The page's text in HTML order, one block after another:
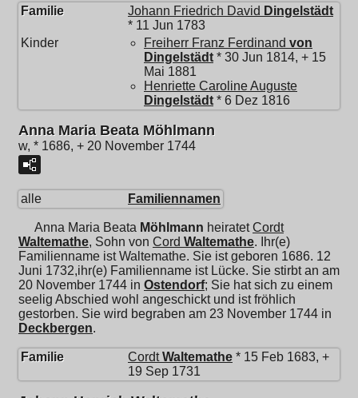
Familie Johann Friedrich David Dingelstädt
* 11 Jun 1783
Kinder
Freiherr Franz Ferdinand von
Dingelstädt * 30 Jun 1814, + 15
Mai 1881
Henriette Caroline Auguste
Dingelstädt * 6 Dez 1816
Anna Maria Beata Möhlmann
w, * 1686, + 20 November 1744
alle Familiennamen
Anna Maria Beata Möhlmann heiratetCordt
Waltemathe, Sohn von Cord Waltemathe. Ihr(e)
Familienname ist Waltemathe. Sie ist geboren 1686. 12
Juni 1732,ihr(e) Familienname ist Lücke. Sie stirbt an am
20 November 1744 in Ostendorf; Sie hat sich zu einem
seelig Abschied wohl angeschickt und ist fröhlich
gestorben. Sie wird begraben am 23 November 1744 in
Deckbergen.
Familie Cordt Waltemathe * 15 Feb 1683, +
19 Sep 1731